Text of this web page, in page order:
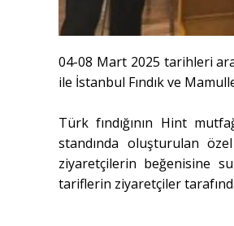
04-08 Mart 2025 tarihleri
ile İstanbul Fındık ve
Türk fındığının Hint
standında oluşturulan
ziyaretçilerin beğenisine
tariflerin ziyaretçiler